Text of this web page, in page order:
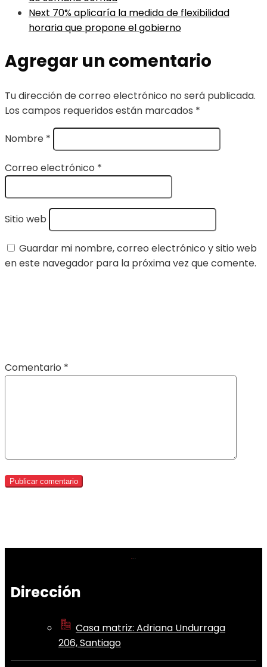
Next 70% aplicaría la medida de flexibilidad
horaria que propone el gobierno
Agregar un comentario
Tu dirección de correo electrónico no será publicada.
Los campos requeridos están marcados *
Nombre *
Correo electrónico *
Sitio web
Guardar mi nombre, correo electrónico y sitio web
en este navegador para la próxima vez que comente.
Comentario *
Dirección
Casa matriz: Adriana Undurraga
206, Santiago